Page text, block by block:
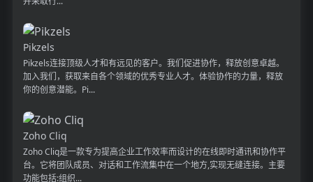
Pikzels
Pikzels连接顶级人才和有远见的客户。我们促进协作，释放创意卓越。
加入我们，获取来自各个领域的优秀专业人才。体验协作的力量，释放
你的创意潜能。Pi...
Zoho Cliq
Zoho Cliq是一款专为提高企业工作效率而设计的在线即时通讯和协作平
台。它将团队成员、对话和工作流集中在一个地方,实现无缝连接。主要
功能包括:组织...